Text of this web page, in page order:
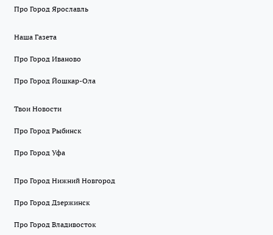
Про Город Ярославль
Наша Газета
Про Город Иваново
Про Город Йошкар-Ола
Твои Новости
Про Город Рыбинск
Про Город Уфа
Про Город Нижний Новгород
Про Город Дзержинск
Про Город Владивосток